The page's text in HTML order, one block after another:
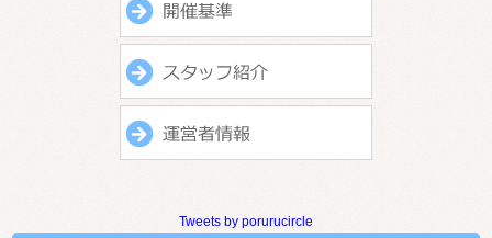
Tweets by porurucircle